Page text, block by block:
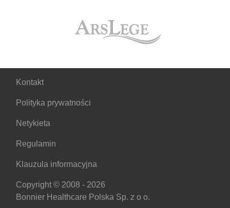
Kontakt
Polityka prywatności
Netykieta
Regulamin
Klauzula informacyjna
Copyright © 2008 - 2026
Bonnier Healthcare Polska Sp. z o o.